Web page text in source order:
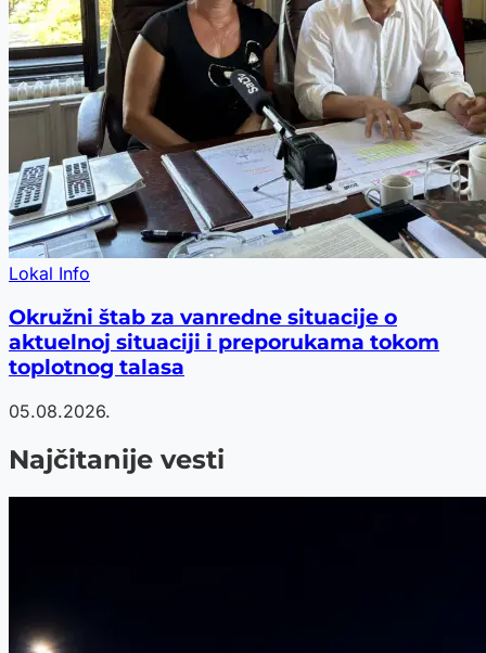
Lokal Info
Okružni štab za vanredne situacije o
aktuelnoj situaciji i preporukama tokom
toplotnog talasa
05.08.2026.
Najčitanije vesti